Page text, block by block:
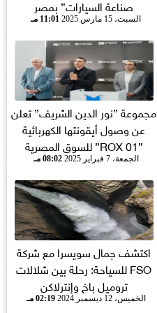
صناعة السيارات” بمصر
السبت، 15 مارس 2025 11:01 مـ
مجموعة ”نور الدين الشريف” تعلن
عن وصول أيقونتها الكهربائية
”ROX 01” للسوق المصرية
الجمعة، 7 فبراير 2025 08:02 مـ
اكتشف جمال سويسرا مع شركة
FSO للسياحة: رحلة بين شلالات
تروميل باخ وإنترلاكن
الخميس، 12 ديسمبر 2024 02:19 مـ